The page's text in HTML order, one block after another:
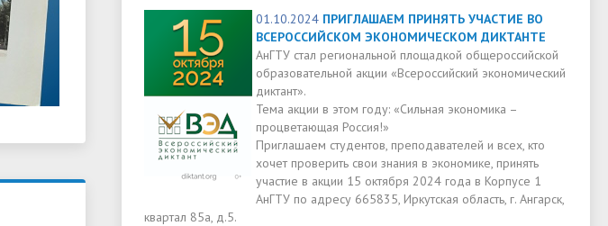
01.10.2024 ПРИГЛАШАЕМ ПРИНЯТЬ УЧАСТИЕ ВО
ВСЕРОССИЙСКОМ ЭКОНОМИЧЕСКОМ ДИКТАНТЕ
АнГТУ стал региональной площадкой общероссийской
образовательной акции «Всероссийский экономический
диктант».
Тема акции в этом году: «Сильная экономика –
процветающая Россия!»
Приглашаем студентов, преподавателей и всех, кто
хочет проверить свои знания в экономике, принять
участие в акции 15 октября 2024 года в Корпусе 1
АнГТУ по адресу 665835, Иркутская область, г. Ангарск,
квартал 85а, д.5.